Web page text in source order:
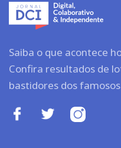
Saiba o que acontece
Confira resultados de
bastidores dos